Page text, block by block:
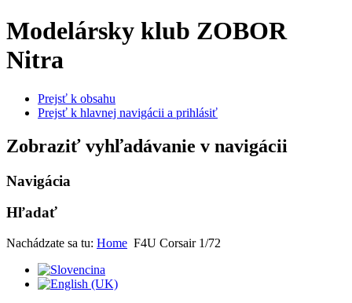
Modelársky klub ZOBOR
Nitra
Prejsť k obsahu
Prejsť k hlavnej navigácii a prihlásiť
Zobraziť vyhľadávanie v navigácii
Navigácia
Hľadať
Nachádzate sa tu: Home F4U Corsair 1/72